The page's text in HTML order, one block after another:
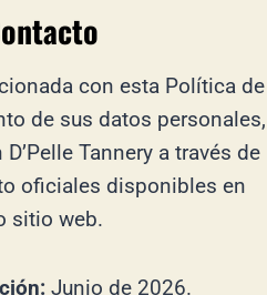
con esta Política de
de sus datos personales,
Tannery a través de
oficiales disponibles en
sitio web.
Junio de 2026.